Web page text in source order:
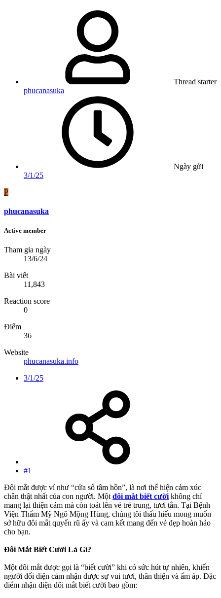
Thread starter
phucanasuka
Ngày gửi
3/1/25
P
phucanasuka
Active member
Tham gia ngày
13/6/24
Bài viết
11,843
Reaction score
0
Điểm
36
Website
phucanasuka.info
3/1/25
#1
Đôi mắt được ví như “cửa sổ tâm hồn”, là nơi thể hiện cảm xúc
chân thật nhất của con người. Một đôi mắt biết cười không chỉ
mang lại thiện cảm mà còn toát lên vẻ trẻ trung, tươi tắn. Tại Bệnh
Viện Thẩm Mỹ Ngô Mộng Hùng, chúng tôi thấu hiểu mong muốn
sở hữu đôi mắt quyến rũ ấy và cam kết mang đến vẻ đẹp hoàn hảo
cho bạn.
Đôi Mắt Biết Cười Là Gì?
Một đôi mắt được gọi là “biết cười” khi có sức hút tự nhiên, khiến
người đối diện cảm nhận được sự vui tươi, thân thiện và ấm áp. Đặc
điểm nhận diện đôi mắt biết cười bao gồm: